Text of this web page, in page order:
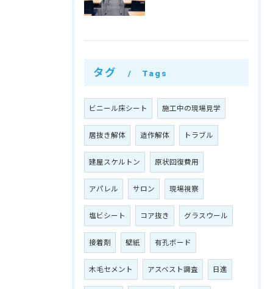
タグ Tags
ビニール床シート 施工中の現場見学
居抜き解体 造作解体 トラブル
建屋スケルトン 原状回復費用
アパレル サロン 現場視察
塩ビシート コア抜き グラスウール
接着剤 壁紙 有孔ボード
木毛セメント アスベスト調査 日進